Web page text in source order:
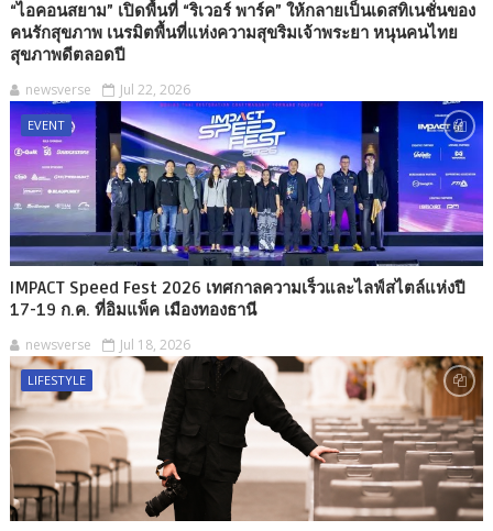
“ไอคอนสยาม” เปิดพื้นที่ “ริเวอร์ พาร์ค” ให้กลายเป็นเดสทิเนชั่นของ
คนรักสุขภาพ เนรมิตพื้นที่แห่งความสุขริมเจ้าพระยา หนุนคนไทย
สุขภาพดีตลอดปี
newsverse Jul 22, 2026
EVENT
IMPACT Speed Fest 2026 เทศกาลความเร็วและไลฟ์สไตล์แห่งปี
17-19 ก.ค. ที่อิมแพ็ค เมืองทองธานี
newsverse Jul 18, 2026
LIFESTYLE